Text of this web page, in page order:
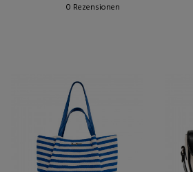
0 Rezensionen